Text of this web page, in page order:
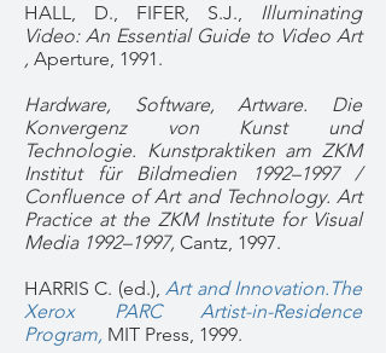
HALL, D., FIFER, S.J., Illuminating
Video: An Essential Guide to Video Art
, Aperture, 1991.
Hardware, Software, Artware. Die
Konvergenz von Kunst und
Technologie. Kunstpraktiken am ZKM
Institut für Bildmedien 1992–1997 /
Confluence of Art and Technology. Art
Practice at the ZKM Institute for Visual
Media 1992–1997, Cantz, 1997.
HARRIS C. (ed.),Art and Innovation.The
Xerox PARC Artist-in-Residence
Program, MIT Press, 1999.